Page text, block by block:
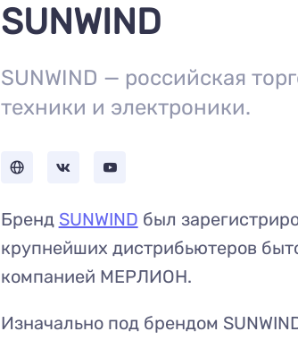
SUNWIND
SUNWIND — российская
техники и электроники.
Бренд SUNWIND был
крупнейших дистрибьютеров
компанией МЕРЛИОН.
Изначально под брендом